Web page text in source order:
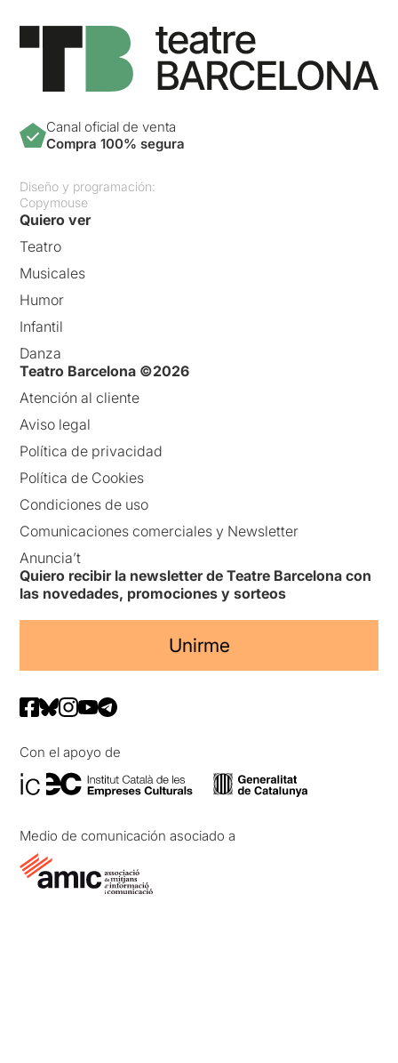
Canal oficial de venta
Compra 100% segura
Diseño y programación:
Copymouse
Quiero ver
Teatro
Musicales
Humor
Infantil
Danza
Teatro Barcelona ©2026
Atención al cliente
Aviso legal
Política de privacidad
Política de Cookies
Condiciones de uso
Comunicaciones comerciales y Newsletter
Anuncia’t
Quiero recibir la newsletter de Teatre Barcelona con
las novedades, promociones y sorteos
Unirme
Con el apoyo de
Medio de comunicación asociado a